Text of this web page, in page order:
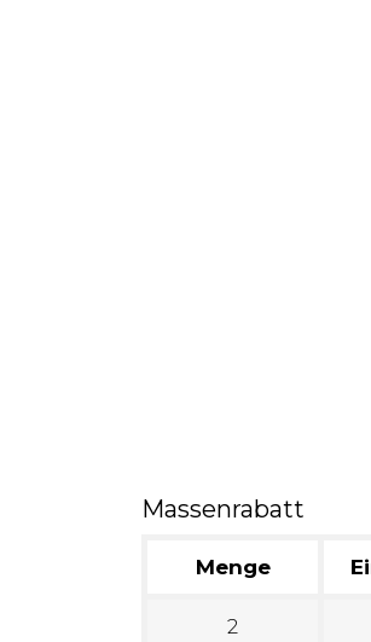
Massenrabatt
Menge
2